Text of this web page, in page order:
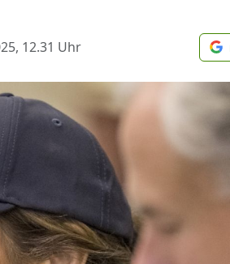
12.31 Uhr